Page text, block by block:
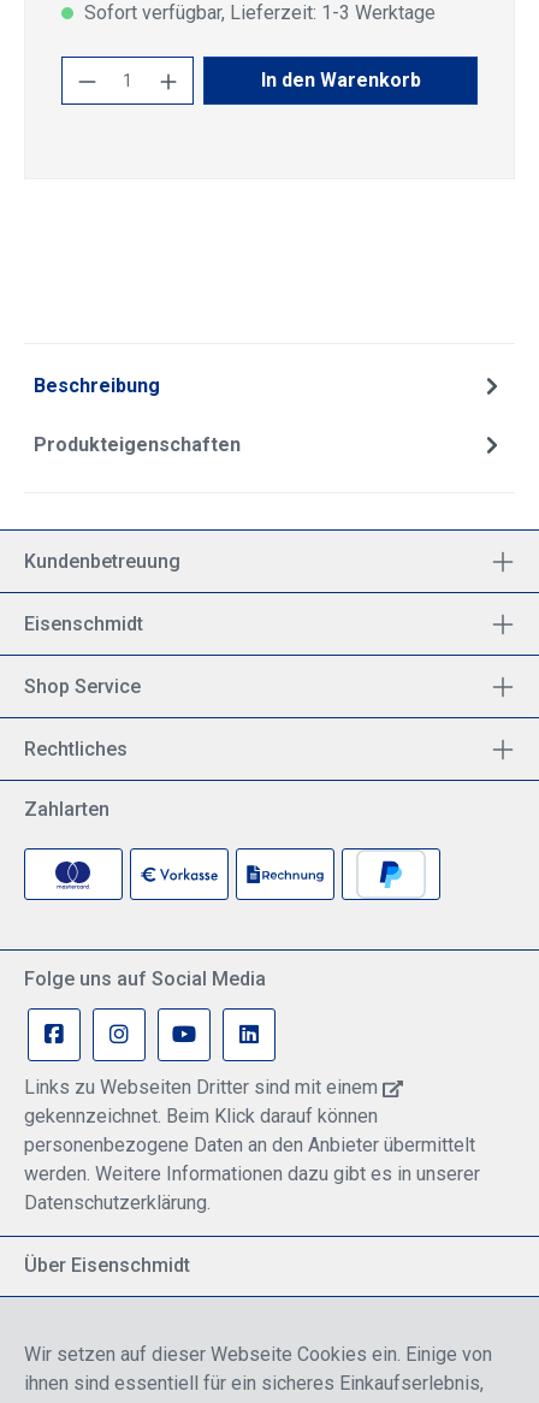
Sofort verfügbar, Lieferzeit: 1-3 Werktage
Produkt Anzahl: Gib den gewünschten
In den Warenkorb
Beschreibung
Produkteigenschaften
Kundenbetreuung
Eisenschmidt
Shop Service
Rechtliches
Zahlarten
Folge uns auf Social Media
Links zu Webseiten Dritter sind mit einem
gekennzeichnet. Beim Klick darauf können
personenbezogene Daten an den Anbieter übermittelt
werden. Weitere Informationen dazu gibt es in unserer
Datenschutzerklärung.
Über Eisenschmidt
Breite Palette von Luftfahrtprodukten
Fokus auf Pilotenausbildung
Wir setzen auf dieser Webseite Cookies ein. Einige von
ihnen sind essentiell für ein sicheres Einkaufserlebnis,